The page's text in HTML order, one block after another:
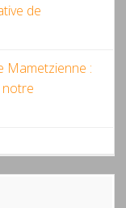
de
Mametzienne :
notre